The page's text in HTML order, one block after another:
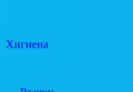
Хигиена